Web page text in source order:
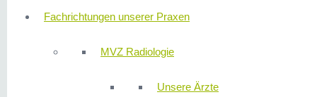
Fachrichtungen unserer Praxen
MVZ Radiologie
Unsere Ärzte